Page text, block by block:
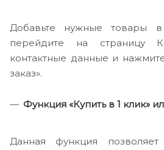
Добавьте нужные товары
перейдите на страницу
контактные данные и
заказ».
Функция «Купить в 1 клик»
Данная функция